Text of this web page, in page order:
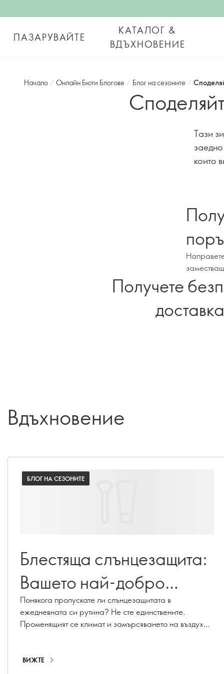
ПАЗАРУВАЙТЕ
КАТАЛОГ &
ВДЪХНОВЕНИЕ
Начало / Онлайн Бюти Блогове / Блог на сезоните /
Тази
които
Получете
доставка
Вдъхновение
БЛОГ НА СЕЗОНИТЕ
Блестяща слънцезащита:
Вашето най-добро
ръководство за защита от
слънцето
Понякога пропускате ли слънцезащитата в
ежедневната си рутина? Не сте единствените.
Променящият се климат и замърсяването на въздуха
С нашата гама от слънцезащитни продукти,
ВИЖТЕ